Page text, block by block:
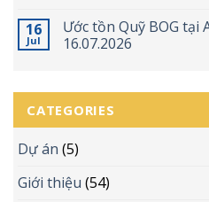
16
Jul
Ước tồn Quỹ BOG tại
16.07.2026
CATEGORIES
Dự án (5)
Giới thiệu (54)